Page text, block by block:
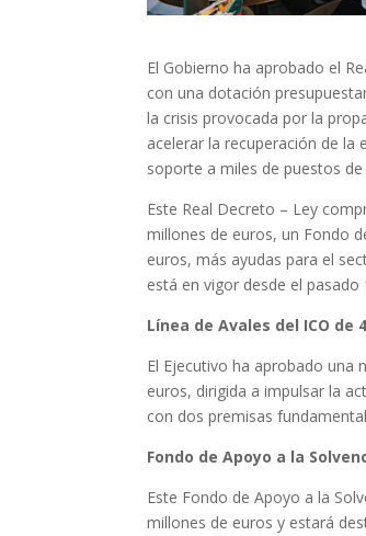
El Gobierno ha aprobado el
con una dotación
la crisis provocada por la
acelerar la recuperación de la
soporte a miles de puestos
Este Real Decreto – Ley
millones de euros, un Fondo
euros, más ayudas para el
está en vigor desde el
Línea de Avales del ICO de
El Ejecutivo ha aprobado una
euros, dirigida a impulsar la
con dos premisas
Fondo de Apoyo a la
Este Fondo de Apoyo a la
millones de euros y estará